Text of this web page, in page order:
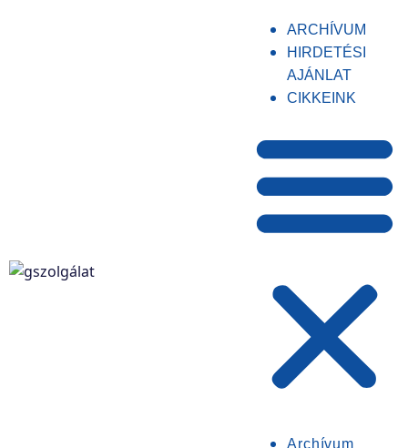
ARCHÍVUM
HIRDETÉSI
AJÁNLAT
CIKKEINK
Archívum